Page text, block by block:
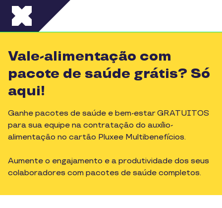
Pular para o conteúdo principal
Vale-alimentação com
pacote de saúde grátis? Só
aqui!
Ganhe pacotes de saúde e bem-estar GRATUITOS
para sua equipe na contratação do auxílio-
alimentação no cartão Pluxee Multibenefícios.
Aumente o engajamento e a produtividade dos seus
colaboradores com pacotes de saúde completos.